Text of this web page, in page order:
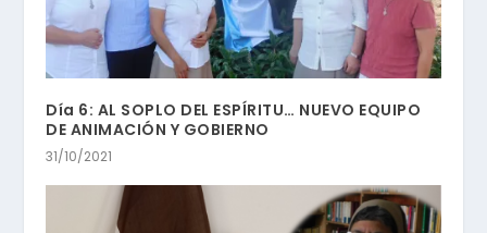
Día 6: AL SOPLO DEL ESPÍRITU… NUEVO EQUIPO
DE ANIMACIÓN Y GOBIERNO
31/10/2021